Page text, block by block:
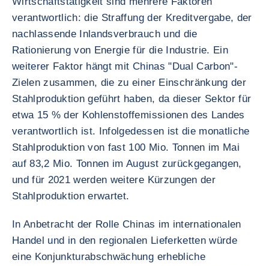
verantwortlich: die Straffung der Kreditvergabe, der
nachlassende Inlandsverbrauch und die
Rationierung von Energie für die Industrie. Ein
weiterer Faktor hängt mit Chinas "Dual Carbon"-
Zielen zusammen, die zu einer Einschränkung der
Stahlproduktion geführt haben, da dieser Sektor für
etwa 15 % der Kohlenstoffemissionen des Landes
verantwortlich ist. Infolgedessen ist die monatliche
Stahlproduktion von fast 100 Mio. Tonnen im Mai
auf 83,2 Mio. Tonnen im August zurückgegangen,
und für 2021 werden weitere Kürzungen der
Stahlproduktion erwartet.
In Anbetracht der Rolle Chinas im internationalen
Handel und in den regionalen Lieferketten würde
eine Konjunkturabschwächung erhebliche